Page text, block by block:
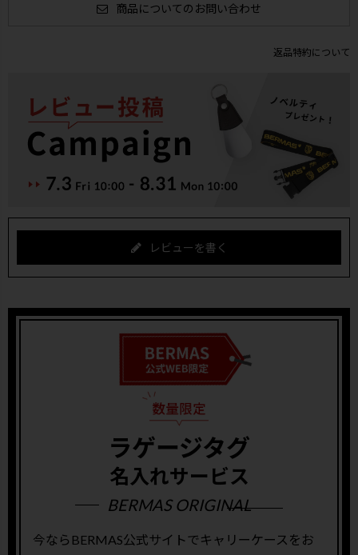
商品についてのお問い合わせ
返品特約について
レビューを書く
ラゲージタグ
名入れサービス
BERMAS ORIGINAL
今ならBERMAS公式サイトでキャリーケースをお